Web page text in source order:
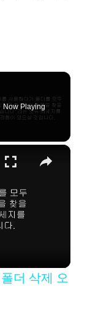
Now Playing
×
더 삭제 오